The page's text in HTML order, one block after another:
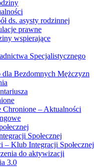
ds. asysty rodzinnej
prawne
wspierające
Specjalistycznego
dla Bezdomnych Mężczyzn
Chronione – Aktualności
Społecznej
– Klub Integracji Społecznej
do aktywizacji
3.0